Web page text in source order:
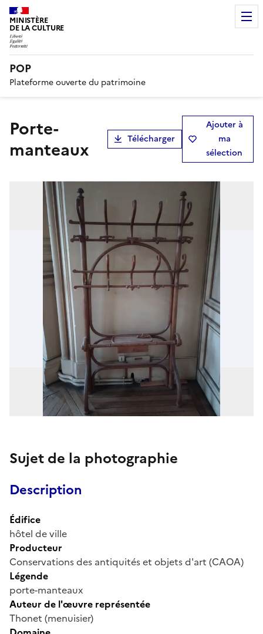
MINISTÈRE
DE LA CULTURE
POP
Plateforme ouverte du patrimoine
porte-
manteaux
Télécharger
Ajouter à
ma
sélection
Sujet de la photographie
Description
Édifice
hôtel de ville
Producteur
Conservations des antiquités et objets d'art (CAOA)
Légende
porte-manteaux
Auteur de l'œuvre représentée
Thonet (menuisier)